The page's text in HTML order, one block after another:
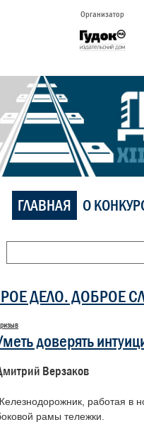
Организатор
ГЛАВНАЯ О
ДЕЛО. ДОБРОЕ
доверять
Верзаков
работая в
рамы тележки.